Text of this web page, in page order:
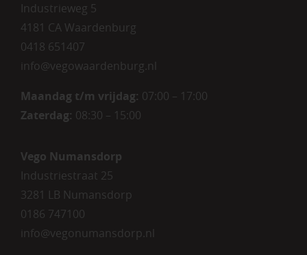
Industrieweg 5
4181 CA Waardenburg
0418 651407
info@vegowaardenburg.nl
Maandag t/m vrijdag: 07:00 – 17:00
Zaterdag: 08:30 – 15:00
Vego Numansdorp
Industriestraat 25
3281 LB Numansdorp
0186 747100
info@vegonumansdorp.nl